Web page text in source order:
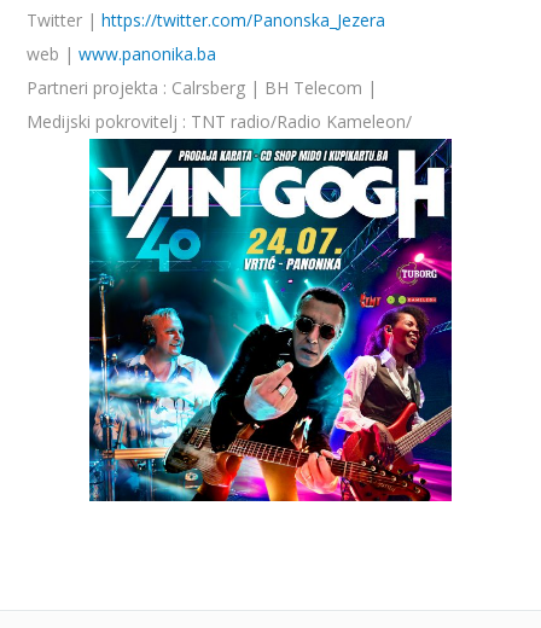
Twitter |https://twitter.com/Panonska_Jezera
web |www.panonika.ba
Partneri projekta : Calrsberg | BH Telecom |
Medijski pokrovitelj : TNT radio/Radio Kameleon/